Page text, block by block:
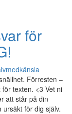
för
Förresten –
texten. <3 Vet ni
att står på din
för dig själv.